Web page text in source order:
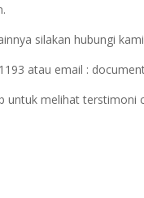
silakan hubungi
atau email :
untuk melihat terstimoni